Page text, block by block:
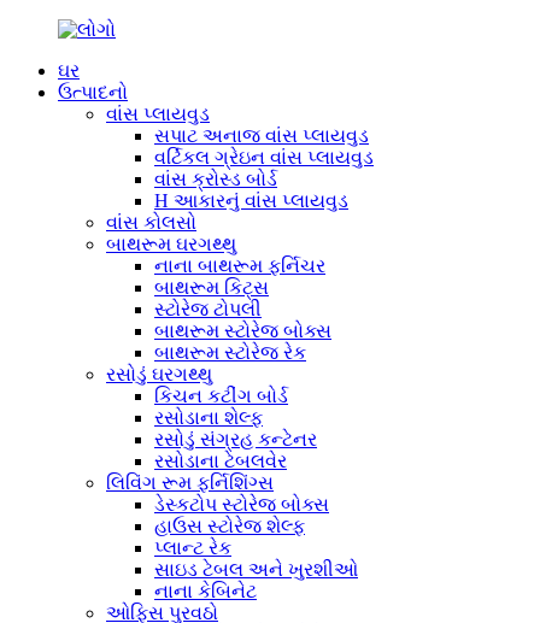
ઘર
ઉત્પાદનો
વાંસ પ્લાયવુડ
સપાટ અનાજ વાંસ પ્લાયવુડ
વર્ટિકલ ગ્રેઇન વાંસ પ્લાયવુડ
વાંસ ક્રોસ્ડ બોર્ડ
H આકારનું વાંસ પ્લાયવુડ
વાંસ કોલસો
બાથરૂમ ઘરગથ્થુ
નાના બાથરૂમ ફર્નિચર
બાથરૂમ કિટ્સ
સ્ટોરેજ ટોપલી
બાથરૂમ સ્ટોરેજ બોક્સ
બાથરૂમ સ્ટોરેજ રેક
રસોડું ઘરગથ્થુ
કિચન કટીંગ બોર્ડ
રસોડાના શેલ્ફ
રસોડું સંગ્રહ કન્ટેનર
રસોડાના ટેબલવેર
લિવિંગ રૂમ ફર્નિશિંગ્સ
ડેસ્કટોપ સ્ટોરેજ બોક્સ
હાઉસ સ્ટોરેજ શેલ્ફ
પ્લાન્ટ રેક
સાઇડ ટેબલ અને ખુરશીઓ
નાના કેબિનેટ
ઓફિસ પુરવઠો